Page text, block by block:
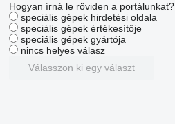
Hogyan írná le röviden a portálunkat?
speciális gépek hirdetési oldala
speciális gépek értékesítője
speciális gépek gyártója
nincs helyes válasz
Válasszon ki egy választ